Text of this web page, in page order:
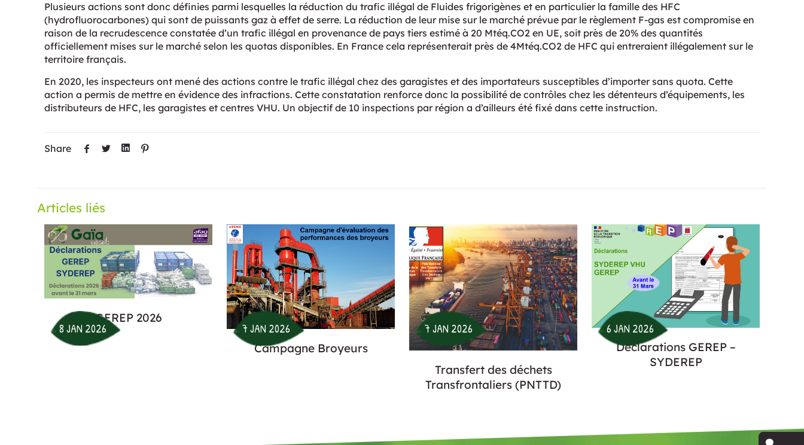
Plusieurs actions sont donc définies parmi lesquelles la réduction du trafic illégal de Fluides frigorigènes et en particulier la famille des HFC
(hydrofluorocarbones) qui sont de puissants gaz à effet de serre. La réduction de leur mise sur le marché prévue par le règlement F-gas est compromise en
raison de la recrudescence constatée d’un trafic illégal en provenance de pays tiers estimé à 20 Mtéq.CO2 en UE, soit près de 20% des quantités
officiellement mises sur le marché selon les quotas disponibles. En France cela représenterait près de 4Mtéq.CO2 de HFC qui entreraient illégalement sur le
territoire français.
En 2020, les inspecteurs ont mené des actions contre le trafic illégal chez des garagistes et des importateurs susceptibles d’importer sans quota. Cette
action a permis de mettre en évidence des infractions. Cette constatation renforce donc la possibilité de contrôles chez les détenteurs d’équipements, les
distributeurs de HFC, les garagistes et centres VHU. Un objectif de 10 inspections par région a d’ailleurs été fixé dans cette instruction.
Share
Articles liés
8 JAN 2026
GEREP 2026
7 JAN 2026
Campagne Broyeurs
7 JAN 2026
Transfert des déchets
Transfrontaliers (PNTTD)
6 JAN 2026
Déclarations GEREP –
SYDEREP